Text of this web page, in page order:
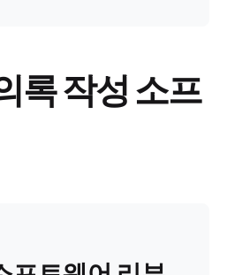
록 작성 소프